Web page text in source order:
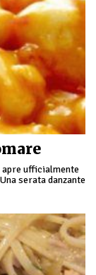
ufficialmente
serata danzante